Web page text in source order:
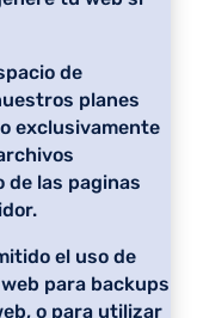
de
planes
exclusivamente
de las paginas
el uso de
para backups
o para utilizar